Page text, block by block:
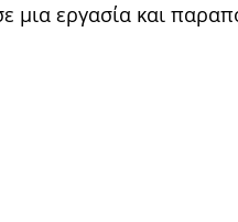
εργασία και